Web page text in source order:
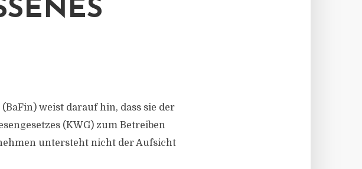
weist darauf hin, dass sie der
(KWG) zum Betreiben
untersteht nicht der Aufsicht